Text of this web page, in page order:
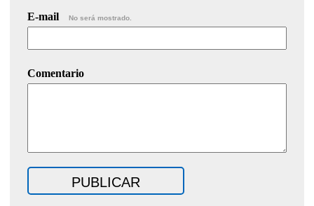
E-mail No será mostrado.
Comentario